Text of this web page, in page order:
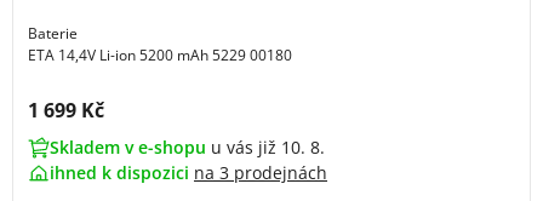
Baterie
ETA 14,4V Li-ion 5200 mAh 5229 00180
Cena s DPH:
1 699 Kč
Skladem v e-shopu u vás již 10. 8.
ihned k dispozici na 3 prodejnách